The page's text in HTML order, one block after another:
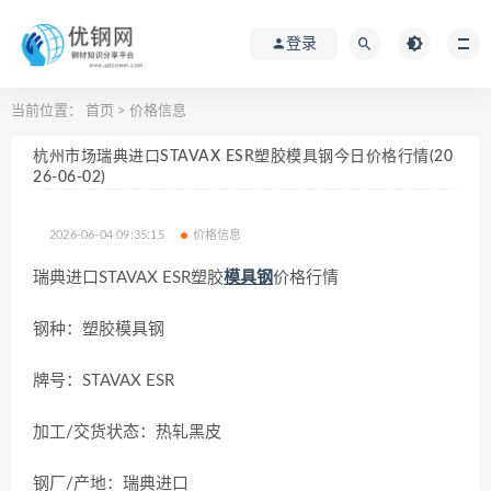
登录
当前位置： 首页 > 价格信息
杭州市场瑞典进口STAVAX ESR塑胶模具钢今日价格行情(20
26-06-02)
2026-06-04 09:35:15 价格信息
瑞典进口STAVAX ESR塑胶模具钢价格行情
钢种：塑胶模具钢
牌号：STAVAX ESR
加工/交货状态：热轧黑皮
钢厂/产地：瑞典进口